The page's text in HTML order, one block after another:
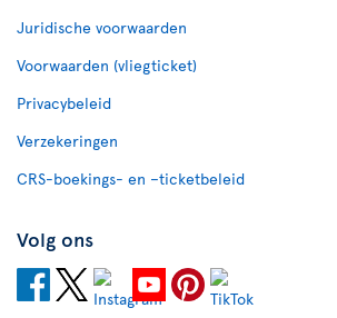
Juridische voorwaarden
Voorwaarden (vliegticket)
Privacybeleid
Verzekeringen
CRS-boekings- en –ticketbeleid
Volg ons